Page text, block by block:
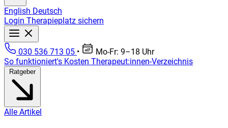
English Deutsch
Login Therapieplatz sichern
030 536 713 05 •
Mo-Fr: 9–18 Uhr
So funktioniert's Kosten Therapeut:innen-Verzeichnis
Ratgeber
Alle Artikel